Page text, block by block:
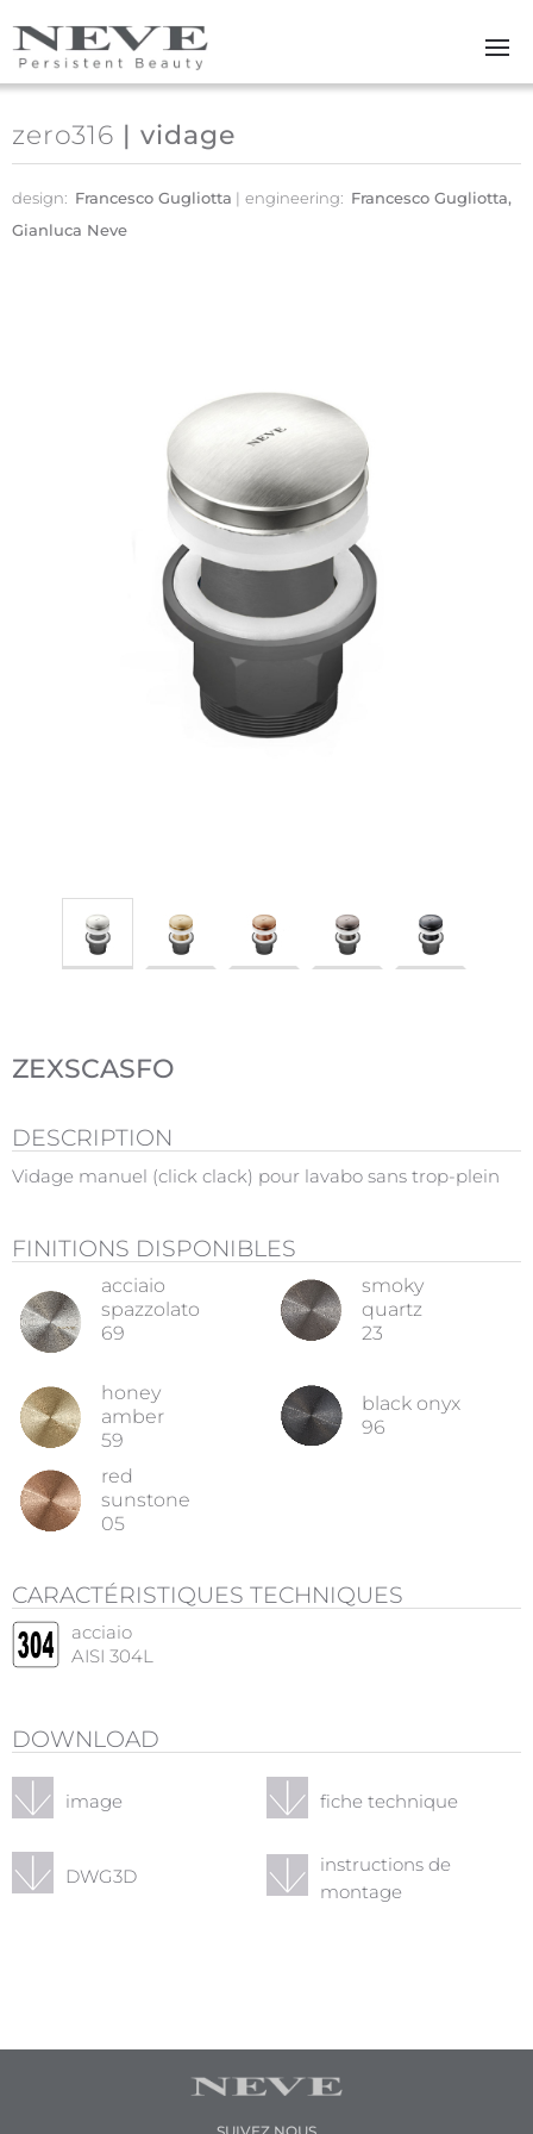
Skip to main content
zero316 | vidage
design: Francesco Gugliotta engineering: Francesco Gugliotta,
Gianluca Neve
ZEXSCASFO
DESCRIPTION
Vidage manuel (click clack) pour lavabo sans trop-plein
FINITIONS DISPONIBLES
acciaio
spazzolato
69
smoky
quartz
23
honey
amber
59
black onyx
96
red
sunstone
05
CARACTÉRISTIQUES TECHNIQUES
acciaio
AISI 304L
DOWNLOAD
image fiche technique
DWG3D
instructions de
montage